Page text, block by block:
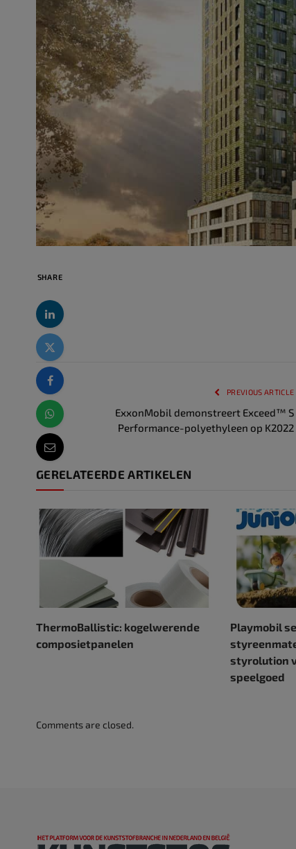
SHARE
PREVIOUS ARTICLE
ExxonMobil demonstreert Exceed™ S
Performance-polyethyleen op K2022
GERELATEERDE ARTIKELEN
ThermoBallistic: kogelwerende
composietpanelen
Playmobil
styrolution
speelgoed
Comments are closed.